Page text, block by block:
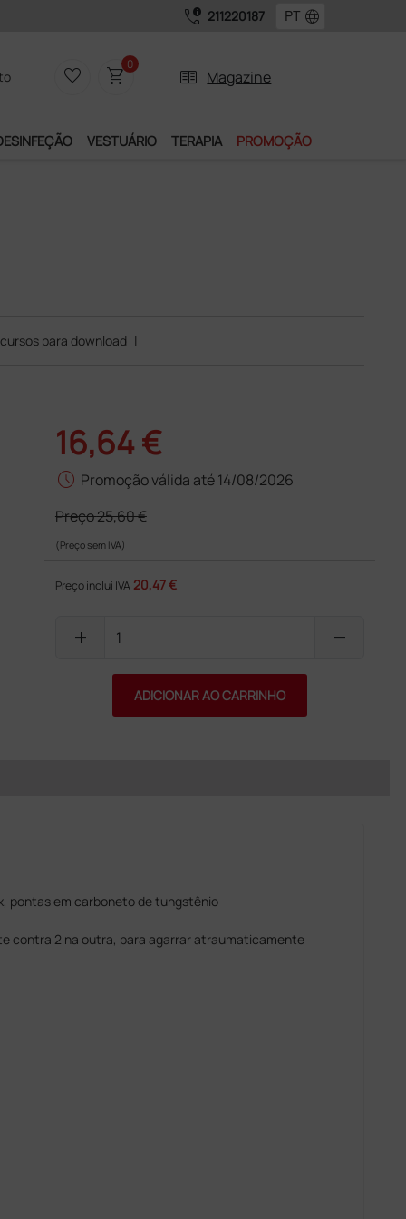
call_quality 211220187 language
favorite_border shopping_cart0
two_pager Magazine
VESTUÁRIO TERAPIA PROMOÇÃO
para download |
16,64 €
schedule Promoção válida até 14/08/2026
Preço25,60 €
(Preço sem IVA)
Preço inclui IVA 20,47 €
add remove
ADICIONAR AO CARRINHO
pontas em carboneto de tungstênio
contra 2 na outra, para agarrar atraumaticamente